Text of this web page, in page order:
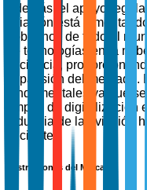
Además, el apoyo
aviación está
gobiernos de todo el
de tecnologías en la
eficiencia,
expansión del
fundamentales ya que
amplia de digitalización
industria de la aviación
eficiente.
Restricciones del Mercado